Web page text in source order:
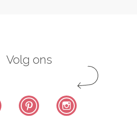
Volg ons
Facebook Pinterest